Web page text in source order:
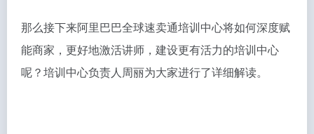
那么接下来阿里巴巴全球速卖通培训中心将如何深度赋
能商家，更好地激活讲师，建设更有活力的培训中心
呢？培训中心负责人周丽为大家进行了详细解读。